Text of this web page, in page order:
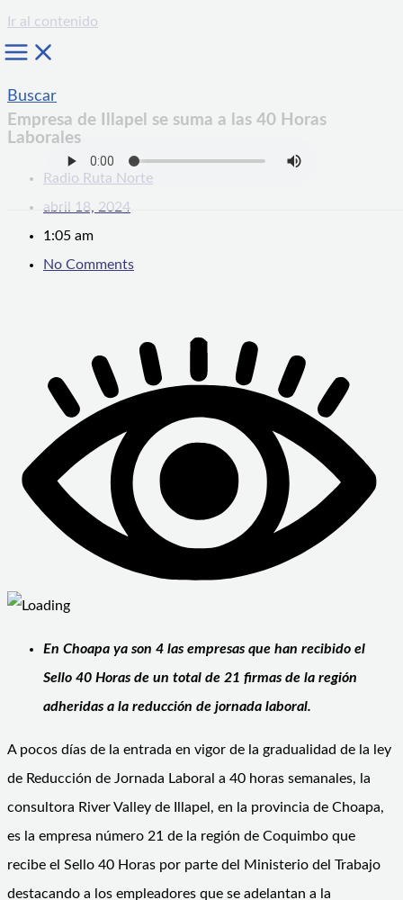
Ir al contenido
Buscar
Empresa de Illapel se suma a las 40 Horas
Laborales
Radio Ruta Norte
abril 18, 2024
1:05 am
No Comments
En Choapa ya son 4 las empresas que han recibido el
Sello 40 Horas de un total de 21 firmas de la región
adheridas a la reducción de jornada laboral.
A pocos días de la entrada en vigor de la gradualidad de la ley
de Reducción de Jornada Laboral a 40 horas semanales, la
consultora River Valley de Illapel, en la provincia de Choapa,
es la empresa número 21 de la región de Coquimbo que
recibe el Sello 40 Horas por parte del Ministerio del Trabajo
destacando a los empleadores que se adelantan a la